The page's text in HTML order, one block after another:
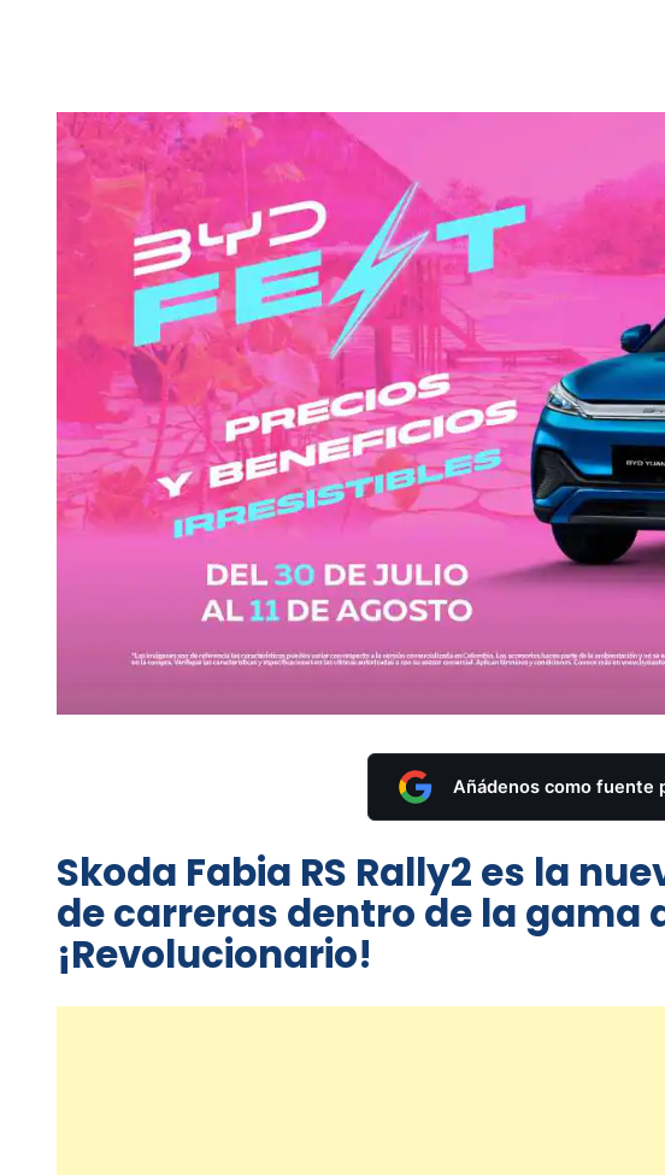
Añádenos como fuente
Skoda Fabia RS Rally2 es la
de carreras dentro de la gama
¡Revolucionario!